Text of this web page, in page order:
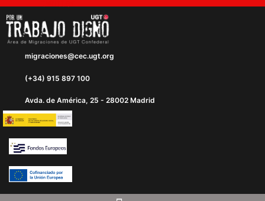
migraciones@cec.ugt.org
(+34) 915 897 100
Avda. de América, 25 - 28002 Madrid